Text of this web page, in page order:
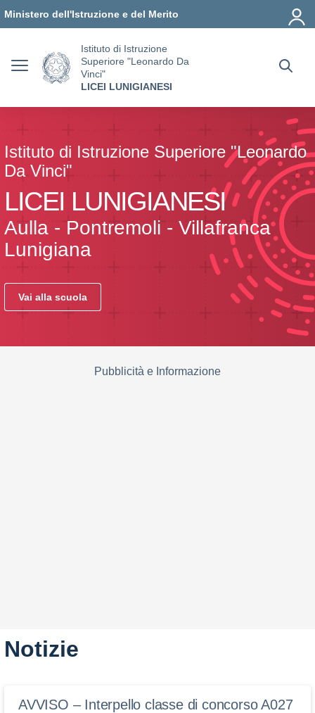
Ministero dell'Istruzione e del Merito
Istituto di Istruzione
Superiore "Leonardo Da
Vinci"
LICEI LUNIGIANESI
Istituto di Istruzione Superiore "Leonardo
Da Vinci"
LICEI LUNIGIANESI
Aulla - Pontremoli - Villafranca
Lunigiana
Vai alla scuola
Pubblicità e Informazione
Notizie
AVVISO – Interpello classe di concorso A027